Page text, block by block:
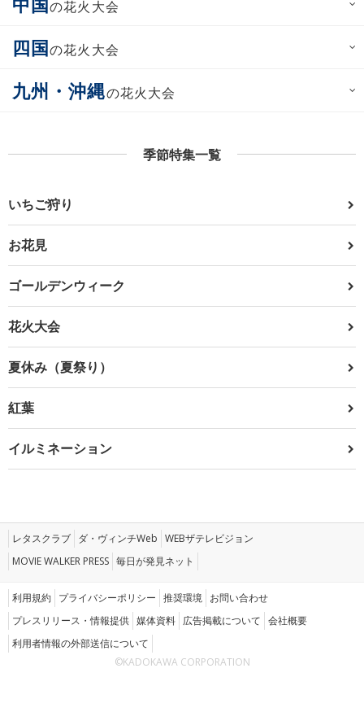
の花火大会
四国の花火大会
九州・沖縄の花火大会
季節特集一覧
いちご狩り
お花見
ゴールデンウィーク
花火大会
夏休み（夏祭り）
紅葉
イルミネーション
レタスクラブ ダ・ヴィンチWeb WEBザテレビジョン
MOVIE WALKER PRESS 毎日が発見ネット
利用規約 プライバシーポリシー 推奨環境 お問い合わせ
プレスリリース・情報提供 媒体資料 広告掲載について 会社概要
利用者情報の外部送信について
©KADOKAWA CORPORATION